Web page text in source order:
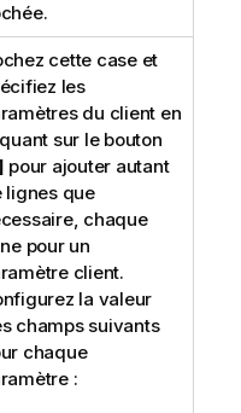
cette case et
les
du client en
sur le bouton
pour ajouter autant
lignes que
chaque
pour un
client.
la valeur
champs suivants
chaque
: